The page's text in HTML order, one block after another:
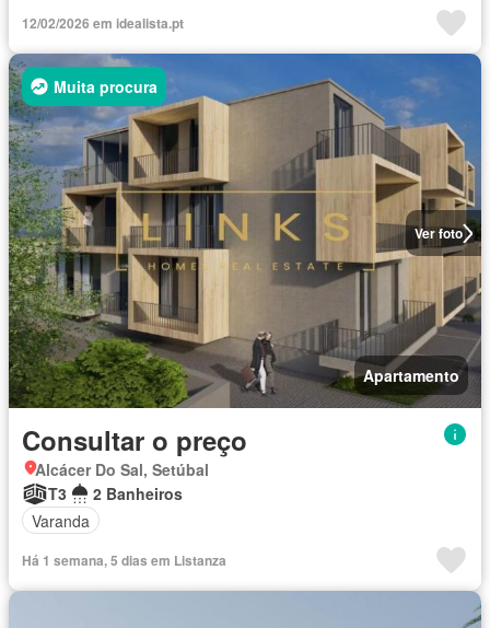
12/02/2026 em idealista.pt
Ver foto
Muita procura
Apartamento
Consultar o preço
Alcácer Do Sal, Setúbal
T3
2 Banheiros
Varanda
Há 1 semana, 5 dias em Listanza